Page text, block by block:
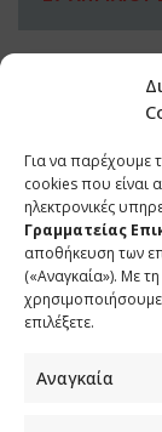
Για να παρέχουμε
cookies που είναι
ηλεκτρονικές
Γραμματείας
αποθήκευση των
(«Αναγκαία»). Με
επιλέξετε.
Αναγκαία